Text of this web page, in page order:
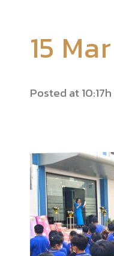
15 Mar
Posted at 10:17h